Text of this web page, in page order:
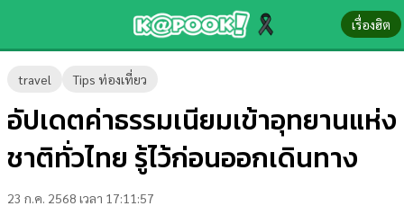
เรื่องฮิต
travel Tips ท่องเที่ยว
อัปเดตค่าธรรมเนียมเข้าอุทยานแห่ง
ชาติทั่วไทย รู้ไว้ก่อนออกเดินทาง
23 ก.ค. 2568 เวลา 17:11:57
ข่าว-
ความ
รู้